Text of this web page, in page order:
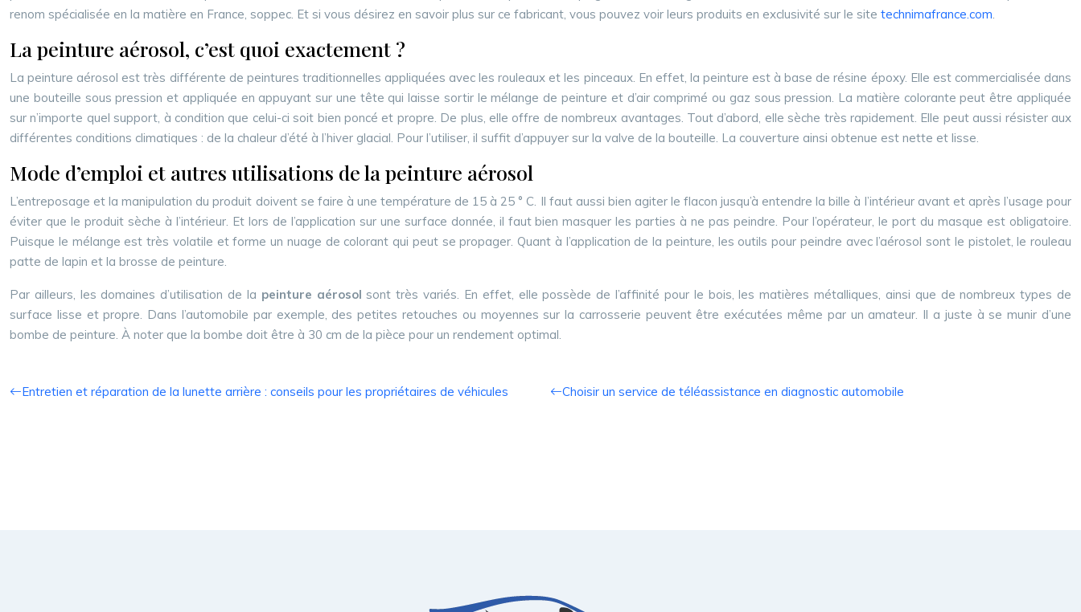
renom spécialisée en la matière en France, soppec. Et si vous désirez en savoir plus sur ce fabricant, vous pouvez voir leurs produits en exclusivité sur le site technimafrance.com.
La peinture aérosol, c’est quoi exactement ?
La peinture aérosol est très différente de peintures traditionnelles appliquées avec les rouleaux et les pinceaux. En effet, la peinture est à base de résine époxy. Elle est commercialisée dans
une bouteille sous pression et appliquée en appuyant sur une tête qui laisse sortir le mélange de peinture et d’air comprimé ou gaz sous pression. La matière colorante peut être appliquée
sur n’importe quel support, à condition que celui-ci soit bien poncé et propre. De plus, elle offre de nombreux avantages. Tout d’abord, elle sèche très rapidement. Elle peut aussi résister aux
différentes conditions climatiques : de la chaleur d’été à l’hiver glacial. Pour l’utiliser, il suffit d’appuyer sur la valve de la bouteille. La couverture ainsi obtenue est nette et lisse.
Mode d’emploi et autres utilisations de la peinture aérosol
L’entreposage et la manipulation du produit doivent se faire à une température de 15 à 25 ° C. Il faut aussi bien agiter le flacon jusqu’à entendre la bille à l’intérieur avant et après l’usage pour
éviter que le produit sèche à l’intérieur. Et lors de l’application sur une surface donnée, il faut bien masquer les parties à ne pas peindre. Pour l’opérateur, le port du masque est obligatoire.
Puisque le mélange est très volatile et forme un nuage de colorant qui peut se propager. Quant à l’application de la peinture, les outils pour peindre avec l’aérosol sont le pistolet, le rouleau
patte de lapin et la brosse de peinture.
Par ailleurs, les domaines d’utilisation de la peinture aérosol sont très variés. En effet, elle possède de l’affinité pour le bois, les matières métalliques, ainsi que de nombreux types de
surface lisse et propre. Dans l’automobile par exemple, des petites retouches ou moyennes sur la carrosserie peuvent être exécutées même par un amateur. Il a juste à se munir d’une
bombe de peinture. À noter que la bombe doit être à 30 cm de la pièce pour un rendement optimal.
Entretien et réparation de la lunette arrière : conseils pour les propriétaires de véhicules Choisir un service de téléassistance en diagnostic automobile